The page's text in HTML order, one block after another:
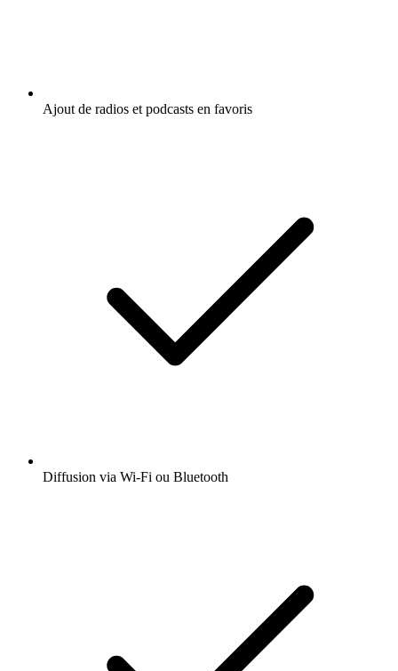
Ajout de radios et podcasts en favoris
Diffusion via Wi-Fi ou Bluetooth